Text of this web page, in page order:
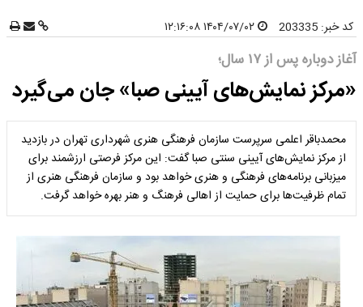
کد خبر: 203335
آغاز دوباره پس از ۱۷ سال؛
«مرکز نمایش‌های آیینی صبا» جان می‌گیرد
محمدباقر اعلمی سرپرست سازمان فرهنگی هنری شهرداری تهران در بازدید
از مرکز نمایش‌های آیینی سنتی صبا گفت: این مرکز فرصتی ارزشمند برای
میزبانی برنامه‌های فرهنگی و هنری خواهد بود و سازمان فرهنگی هنری از
تمام ظرفیت‌ها برای حمایت از اهالی فرهنگ و هنر بهره خواهد گرفت.